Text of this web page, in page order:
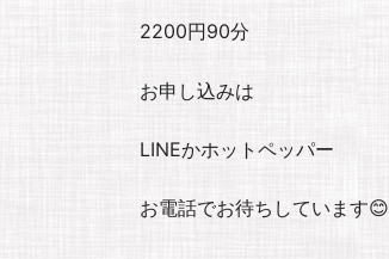
2200円90分
お申し込みは
LINEかホットペッパー
お電話でお待ちしています😊